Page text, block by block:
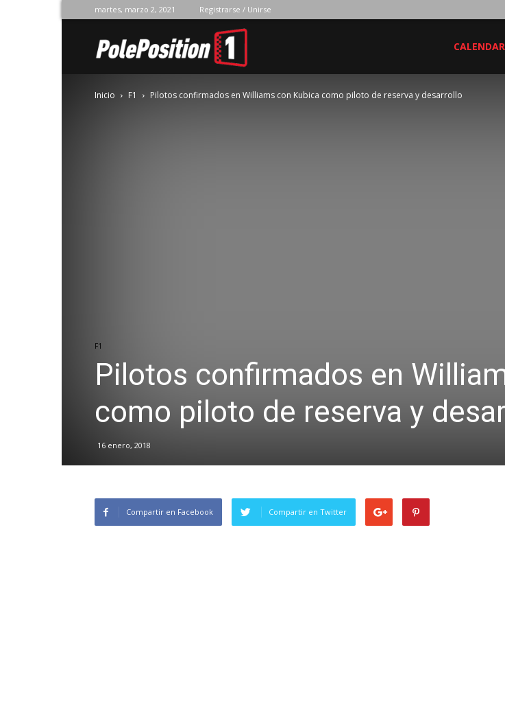
martes, marzo 2, 2021 Registrarse / Unirse
Position
Inicio F1 Pilotos confirmados en Williams con Kubica como piloto de reserva y desarrollo
F1
Pilotos confirmados en
como piloto de reserva y
16 enero, 2018
Compartir en Facebook Compartir en Twitter